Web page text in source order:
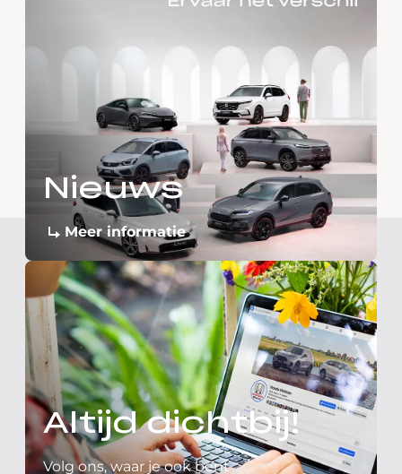
Nieuws
Meer informatie
Altijd dichtbij!
Volg ons, waar je ook bent